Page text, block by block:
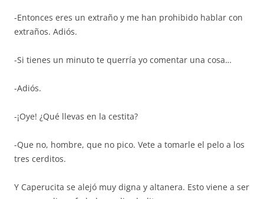
-Entonces eres un extraño y me han prohibido hablar con
extraños. Adiós.
-Si tienes un minuto te querría yo comentar una cosa…
-Adiós.
-¡Oye! ¿Qué llevas en la cestita?
-Que no, hombre, que no pico. Vete a tomarle el pelo a los
tres cerditos.
Y Caperucita se alejó muy digna y altanera. Esto viene a ser